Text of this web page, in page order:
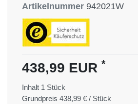
Artikelnummer 942021W
438,99 EUR *
Inhalt 1 Stück
Grundpreis 438,99 € / Stück